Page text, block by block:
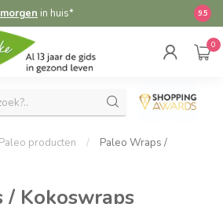
morgen in huis* 9.5
0
Paleo producten /
Paleo Wraps /
/ Kokoswraps